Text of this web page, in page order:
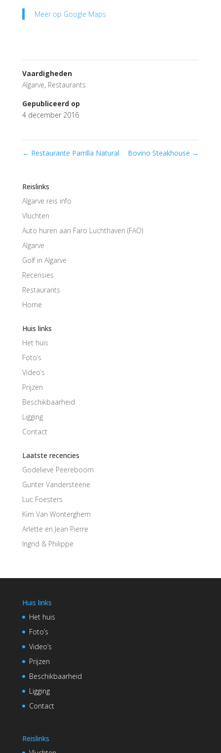
Meer op Google Maps
Vaardigheden
Algarve, Restaurants
Gepubliceerd op
4 december 2016
← Restaurante Parrilla Natural Bovino Steakhouse →
Reislinks
Algarve reis info
Vluchten
Auto huren aan Faro Luchthaven (FAO)
Algarve
Golf in Algarve
Recensies
Restaurants
Home
Huis links
Het huis
Foto’s
Video’s
Prijzen
Beschikbaarheid
Ligging
Contact
Laatste recencies
Godelieve Peereboom
Gunter Vandersteene
Luc Foesters
Kim Van Wonterghem
Arlette en Jean Pierre
Ingrid & Philippe
Huis links
Het huis
Foto’s
Video’s
Prijzen
Beschikbaarheid
Ligging
Contact
Reislinks